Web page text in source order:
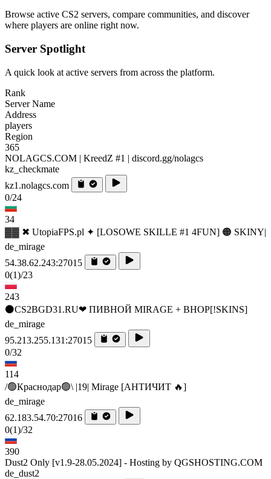
Browse active CS2 servers, compare communities, and discover
where players are online right now.
Server Spotlight
A quick look at active servers from across the platform.
Rank
Server Name
Address
players
Region
365
NOLAGCS.COM | KreedZ #1 | discord.gg/nolagcs
kz_checkmate
kz1.nolagcs.com
0/24
34
▓▓ ✖ UtopiaFPS.pl ✦ [LOSOWE SKILLE #1 4FUN] 🟠 SKINY|
de_mirage
54.38.62.243:27015
0(1)/23
243
⚫CS2BGD31.RU❤ ПИВНОЙ MIRAGE + BHOP[!SKINS]
de_mirage
95.213.255.131:27015
0/32
114
/🟢Краснодар🟢\ |19| Mirage [AHTИЧИT 🔥]
de_mirage
62.183.54.70:27016
0(1)/32
390
Dust2 Only [v1.9-28.05.2024] - Hosting by QGSHOSTING.COM
de_dust2